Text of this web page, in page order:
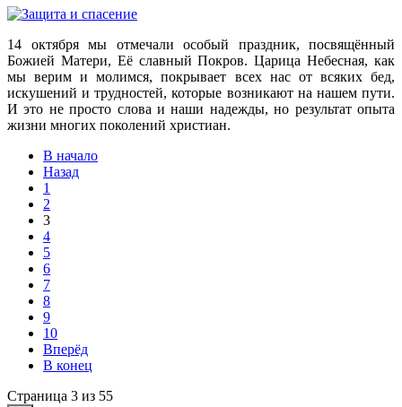
14 октября мы отмечали особый праздник, посвящённый
Божией Матери, Её славный Покров. Царица Небесная, как
мы верим и молимся, покрывает всех нас от всяких бед,
искушений и трудностей, которые возникают на нашем пути.
И это не просто слова и наши надежды, но результат опыта
жизни многих поколений христиан.
В начало
Назад
1
2
3
4
5
6
7
8
9
10
Вперёд
В конец
Страница 3 из 55